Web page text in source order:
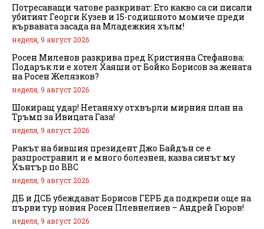
Потресаващи чатове разкриват: Ето какво са си писали
убитият Георги Кузев и 15-годишното момиче преди
кървавата засада на Младежкия хълм!
неделя, 9 август 2026
Росен Миленов разкрива пред Кристияна Стефанова:
Подарък ли е хотел Хаяши от Бойко Борисов за жената
на Росен Желязков?
неделя, 9 август 2026
Шокиращ удар! Нетаняху отхвърли мирния план на
Тръмп за Ивицата Газа!
неделя, 9 август 2026
Ракът на бившия президент Джо Байдън се е
разпространил и е много болезнен, казва синът му
Хънтър по BBC
неделя, 9 август 2026
ДБ и ДСБ убеждават Борисов ГЕРБ да подкрепи още на
първи тур новия Росен Плевнелиев – Андрей Гюров!
неделя, 9 август 2026